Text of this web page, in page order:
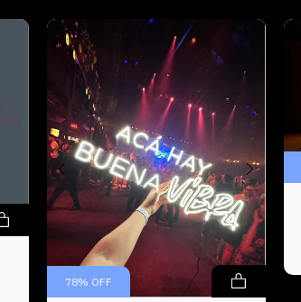
78% OFF